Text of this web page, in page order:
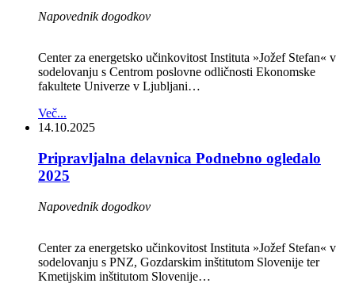
Napovednik dogodkov
Center za energetsko učinkovitost Instituta »Jožef Stefan« v
sodelovanju s Centrom poslovne odličnosti Ekonomske
fakultete Univerze v Ljubljani…
Več...
14.10.2025
Pripravljalna delavnica Podnebno ogledalo
2025
Napovednik dogodkov
Center za energetsko učinkovitost Instituta »Jožef Stefan« v
sodelovanju s PNZ, Gozdarskim inštitutom Slovenije ter
Kmetijskim inštitutom Slovenije…